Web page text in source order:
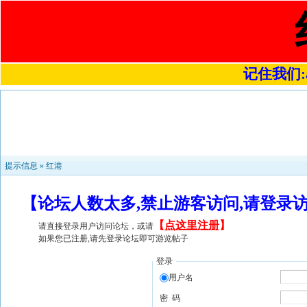
记住我们
提示信息 » 红港
【论坛人数太多,禁止游客访问,请登
请直接登录用户访问论坛，或请 【 点这里注册】
如果您已注册,请先登录论坛即可游览帖子
登录
用户名
密 码